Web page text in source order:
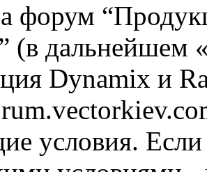
форум
(в дальнейшем
Dynamix и
условия.